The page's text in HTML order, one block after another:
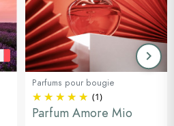
Parfums pour bougie
(1)
Parfum Amore Mio
keyboard_arrow_right